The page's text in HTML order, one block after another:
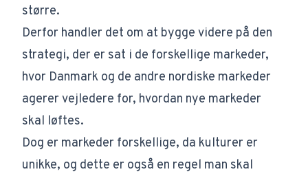
større.
Derfor handler det om at bygge videre på den
strategi, der er sat i de forskellige markeder,
hvor Danmark og de andre nordiske markeder
agerer vejledere for, hvordan nye markeder
skal løftes.
Dog er markeder forskellige, da kulturer er
unikke, og dette er også en regel man skal